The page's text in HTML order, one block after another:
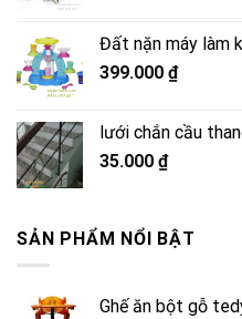
Đất nặn máy làm
399.000 ₫
lưới chắn cầu
35.000 ₫
SẢN PHẨM NỔI BẬT
Ghế ăn bột gỗ